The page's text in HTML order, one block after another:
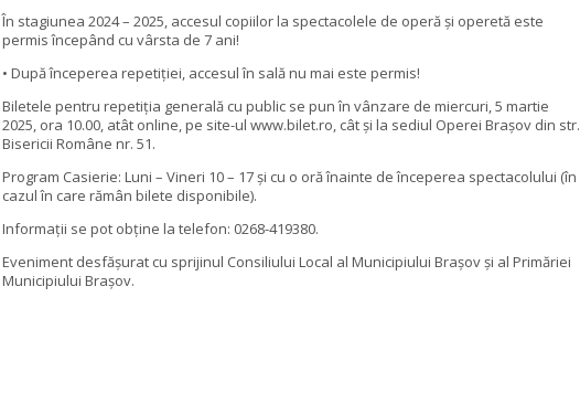
În stagiunea 2024 – 2025, accesul copiilor la spectacolele de operă și operetă este
permis începând cu vârsta de 7 ani!
• După începerea repetiției, accesul în sală nu mai este permis!
Biletele pentru repetiția generală cu public se pun în vânzare de miercuri, 5 martie
2025, ora 10.00, atât online, pe site-ul www.bilet.ro, cât și la sediul Operei Brașov din str.
Bisericii Române nr. 51.
Program Casierie: Luni – Vineri 10 – 17 şi cu o oră înainte de începerea spectacolului (în
cazul în care rămân bilete disponibile).
Informații se pot obține la telefon: 0268-419380.
Eveniment desfășurat cu sprijinul Consiliului Local al Municipiului Brașov și al Primăriei
Municipiului Brașov.